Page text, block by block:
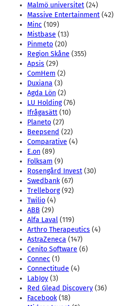
Malmö universitet (24)
Massive Entertainment (42)
Minc (109)
Mistbase (13)
Pinmeto (20)
Region Skåne (355)
Apsis (29)
ComHem (2)
Duxiana (3)
Agda Lön (2)
LU Holding(76)
Ifrågasätt (10)
Planeto (27)
Beepsend (22)
Comparative (4)
E.on (89)
Folksam (9)
Rosengård Invest (30)
Swedbank(67)
Trelleborg(92)
Twilio (4)
ABB (29)
Alfa Laval (119)
Arthro Therapeutics (4)
AstraZeneca (147)
Cenito Software (6)
Connec (1)
Connectitude (4)
LabJoy (3)
Red Glead Discovery (36)
Facebook(18)